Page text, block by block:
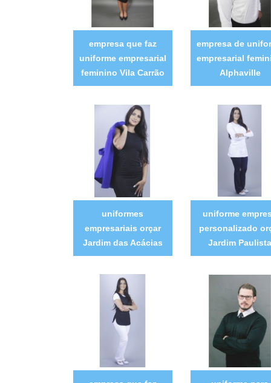
empresa que faz
uniforme empresarial
feminino Vila Carrão
empresa de
empresarial
Alphaville
uniformes
empresariais orçar
Jardim das Acácias
uniforme
personalizado
Jardim Paulista